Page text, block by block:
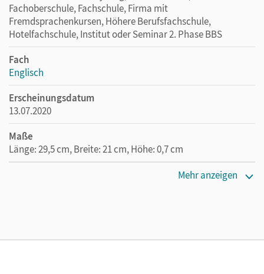
Fachoberschule, Fachschule, Firma mit
Fremdsprachenkursen, Höhere Berufsfachschule,
Hotelfachschule, Institut oder Seminar 2. Phase BBS
Fach
Englisch
Erscheinungsdatum
13.07.2020
Maße
Länge: 29,5 cm, Breite: 21 cm, Höhe: 0,7 cm
Engels, Marc; Sonnenschein, Bianca
Mehr anzeigen